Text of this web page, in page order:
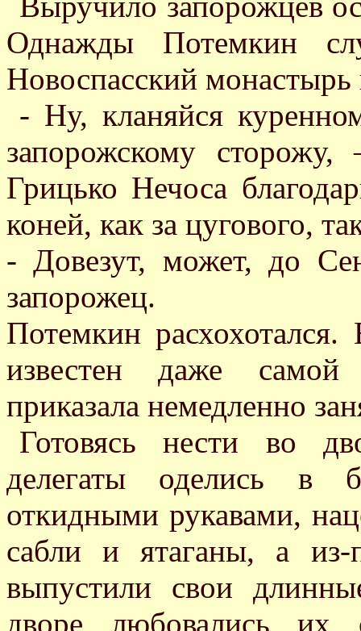
Однажды Потемкин
Новоспасский монастырь
- Ну, кланяйся
запорожскому
Грицько Нечоса
коней, как за цугового,
- Довезут, может, до
запорожец.
Потемкин
известен даже
приказала немедленно
Готовясь нести во
делегаты оделись в
откидными рукавами,
сабли и ятаганы, а
выпустили свои
дворе любовались